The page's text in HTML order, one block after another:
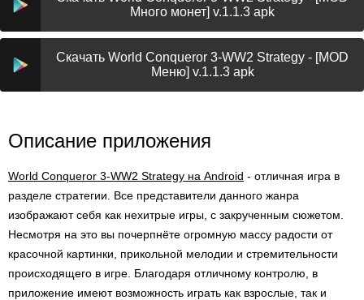
Много монет] v.1.1.3 apk
Скачать World Conqueror 3-WW2 Strategy - [MOD
Меню] v.1.1.3 apk
Описание приложения
World Conqueror 3-WW2 Strategy на Android - отличная игра в
разделе стратегии. Все представители данного жанра
изображают себя как нехитрые игры, с закрученным сюжетом.
Несмотря на это вы почерпнёте огромную массу радости от
красочной картинки, прикольной мелодии и стремительности
происходящего в игре. Благодаря отличному контролю, в
приложение имеют возможность играть как взрослые, так и